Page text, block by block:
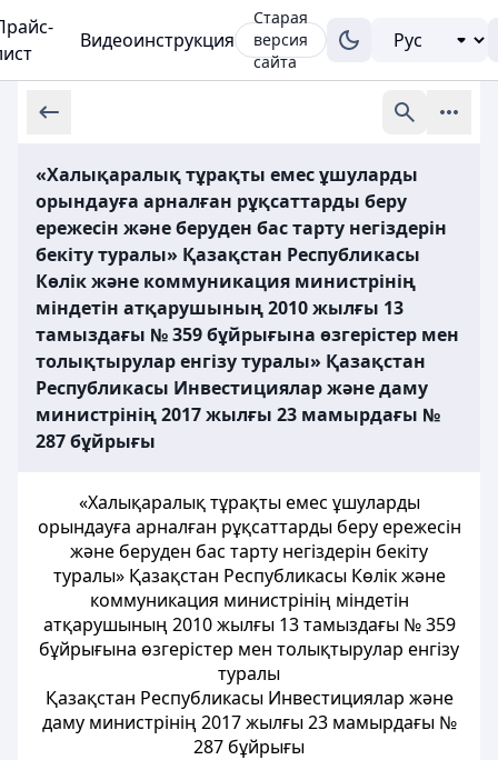
Видеоинструкция
Старая
версия
сайта
«Халықаралық тұрақты емес ұшуларды
орындауға арналған рұқсаттарды беру
ережесін және беруден бас тарту негіздерін
бекіту туралы» Қазақстан Республикасы
Көлік және коммуникация министрінің
міндетін атқарушының 2010 жылғы 13
тамыздағы № 359 бұйрығына өзгерістер мен
толықтырулар енгізу туралы» Қазақстан
Республикасы Инвестициялар және даму
министрінің 2017 жылғы 23 мамырдағы №
287 бұйрығы
«Халықаралық тұрақты емес ұшуларды
орындауға арналған рұқсаттарды беру ережесін
және беруден бас тарту негіздерін бекіту
туралы» Қазақстан Республикасы Көлік және
коммуникация министрінің міндетін
атқарушының 2010 жылғы 13 тамыздағы № 359
бұйрығына өзгерістер мен толықтырулар енгізу
туралы
Қазақстан Республикасы Инвестициялар және
даму министрінің 2017 жылғы 23 мамырдағы №
287 бұйрығы